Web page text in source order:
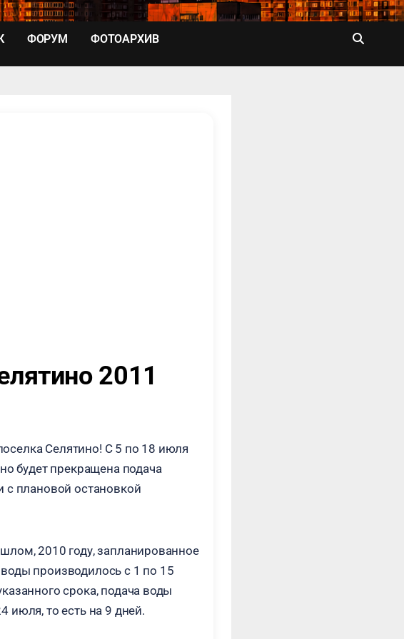
ФОРУМ ФОТОАРХИВ
2011
Селятино! С 5 по 18 июля
будет прекращена подача
с плановой остановкой
2010 году, запланированное
производилось c 1 по 15
срока, подача воды
июля, то есть на 9 дней.